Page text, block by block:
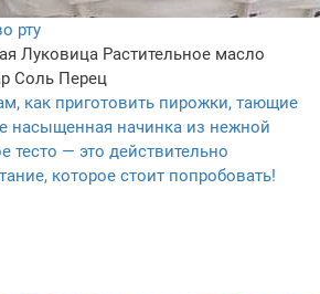
рту
Луковица Растительное масло
Соль Перец
как приготовить пирожки, тающие
насыщенная начинка из нежной
тесто — это действительно
которое стоит попробовать!